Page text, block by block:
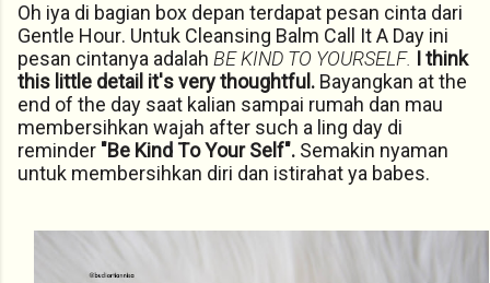
Oh iya di bagian box depan terdapat pesan cinta dari
Gentle Hour. Untuk Cleansing Balm Call It A Day ini
pesan cintanya adalah BE KIND TO YOURSELF. I think
this little detail it's very thoughtful. Bayangkan at the
end of the day saat kalian sampai rumah dan mau
membersihkan wajah after such a ling day di
reminder "Be Kind To Your Self". Semakin nyaman
untuk membersihkan diri dan istirahat ya babes.